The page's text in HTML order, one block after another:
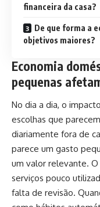
financeira da casa?
De que forma a
objetivos maiores?
Economia
pequenas
No dia a dia, o
escolhas que
diariamente fora de
parece um gasto
um valor relevante.
serviços pouco
falta de revisão.